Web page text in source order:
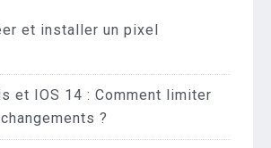
et installer un pixel
et IOS 14 : Comment limiter
?